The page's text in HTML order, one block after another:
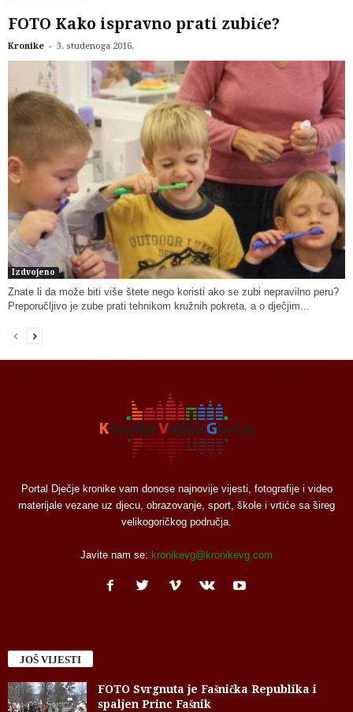
FOTO Kako ispravno prati zubiće?
Kronike - 3. studenoga 2016.
Izdvojeno
Znate li da može biti više štete nego koristi ako se zubi nepravilno peru?
Preporučljivo je zube prati tehnikom kružnih pokreta, a o dječjim...
Portal Dječje kronike vam donose najnovije vijesti, fotografije i video
materijale vezane uz djecu, obrazovanje, sport, škole i vrtiće sa šireg
velikogoričkog područja.
Javite nam se: kronikevg@kronikevg.com
JOŠ VIJESTI
FOTO Svrgnuta je Fašnička Republika i
spaljen Princ Fašnik